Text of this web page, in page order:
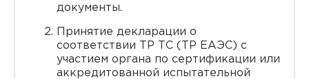
документы.
Принятие декларации о
соответствии ТР ТС (ТР ЕАЭС) с
участием органа по сертификации или
аккредитованной испытательной